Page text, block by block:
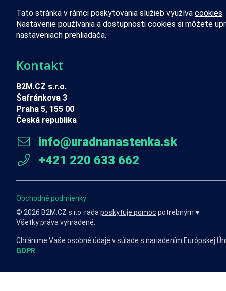
Tato stránka v rámci poskytovania služieb využíva cookies.
Nastavenie používania a dostupnosti cookies si môžete
nastaveniach prehliadača.
Kontakt
B2M.CZ s.r.o.
Šafránkova 3
Praha 5, 155 00
Česká republika
info@uradnanastenka.sk
+421 220 633 662
Obchodné podmienky
© 2026 B2M.CZ s.r.o. rada poskytuje pomoc potrebným ♥️.
Všetky práva vyhradené.
Chránime Vaše osobné údaje v súlade s nariadením Európskej
GDPR